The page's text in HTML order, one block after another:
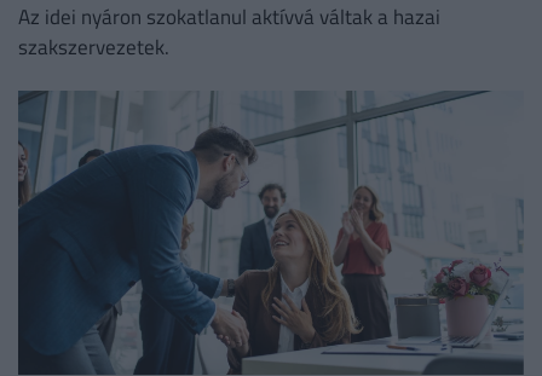
Az idei nyáron szokatlanul aktívvá váltak a hazai
szakszervezetek.